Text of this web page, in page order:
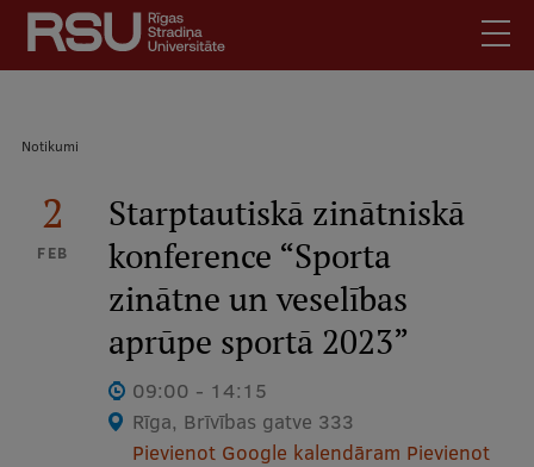
Pārlekt
galveno
saturu
Latviski
Meklēt Mobile
augšējā
izvēlne
Skolēniem
Studentiem
Absolventiem
Bibliotēka
Atpakaļceļš
Notikumi
2
FEB
Starptautiskā zinātniskā
konference “Sporta
zinātne un veselības
aprūpe sportā 2023”
09:00 - 14:15
Rīga, Brīvības gatve 333
Pievienot Google kalendāram Pievienot